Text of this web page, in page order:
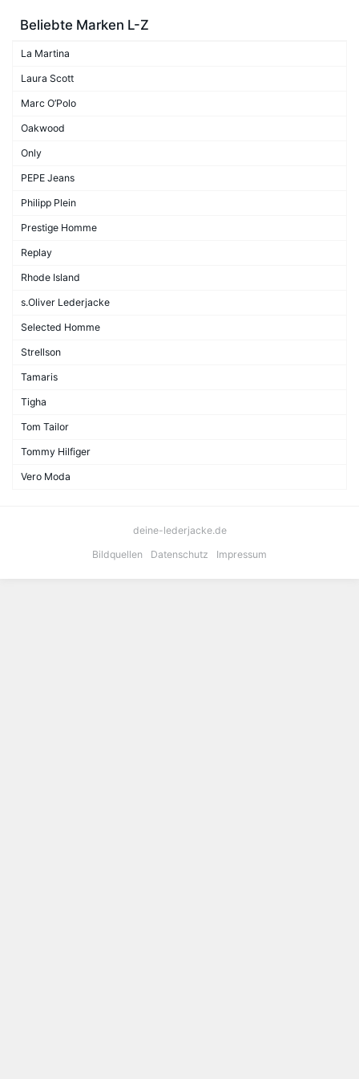
Beliebte Marken L-Z
La Martina
Laura Scott
Marc O’Polo
Oakwood
Only
PEPE Jeans
Philipp Plein
Prestige Homme
Replay
Rhode Island
s.Oliver Lederjacke
Selected Homme
Strellson
Tamaris
Tigha
Tom Tailor
Tommy Hilfiger
Vero Moda
deine-lederjacke.de
Bildquellen
Datenschutz Impressum